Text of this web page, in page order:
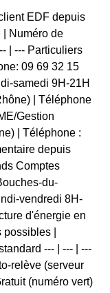
EDF depuis
| Numéro de
| --- Particuliers
09 69 32 15
samedi 9H-21H
| Téléphone
Gestion
| Téléphone :
depuis
Comptes
du-
vendredi 8H-
d'énergie en
|
--- | --- | ---
relève (serveur
(numéro vert)